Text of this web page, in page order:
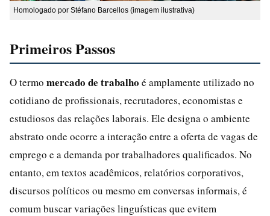
Homologado por Stéfano Barcellos (imagem ilustrativa)
Primeiros Passos
O termo mercado de trabalho é amplamente utilizado no
cotidiano de profissionais, recrutadores, economistas e
estudiosos das relações laborais. Ele designa o ambiente
abstrato onde ocorre a interação entre a oferta de vagas de
emprego e a demanda por trabalhadores qualificados. No
entanto, em textos acadêmicos, relatórios corporativos,
discursos políticos ou mesmo em conversas informais, é
comum buscar variações linguísticas que evitem